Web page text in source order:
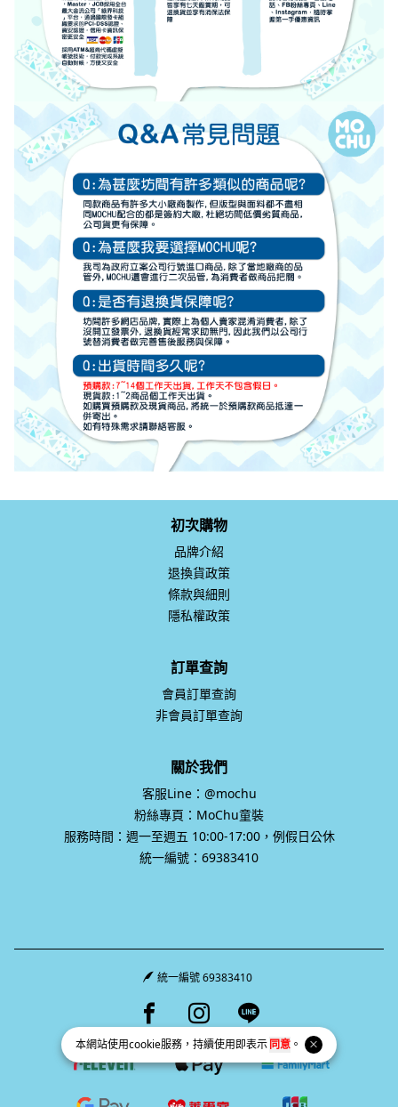
本網站使用cookie服務，持續使用即表示同意 。
初次購物
品牌介紹
退換貨政策
條款與細則
隱私權政策
訂單查詢
會員訂單查詢
非會員訂單查詢
關於我們
客服Line：@mochu
粉絲專頁：MoChu童裝
服務時間：週一至週五 10:00-17:00，例假日公休
統一編號：69383410
統一編號 69383410
Facebook page
Instagram page
Line page